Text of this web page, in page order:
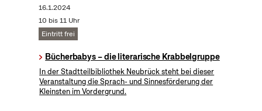
16.1.2024
10 bis 11 Uhr
Eintritt frei
Bücherbabys – die literarische Krabbelgruppe
In der Stadtteilbibliothek Neubrück steht bei dieser
Veranstaltung die Sprach- und Sinnesförderung der
Kleinsten im Vordergrund.